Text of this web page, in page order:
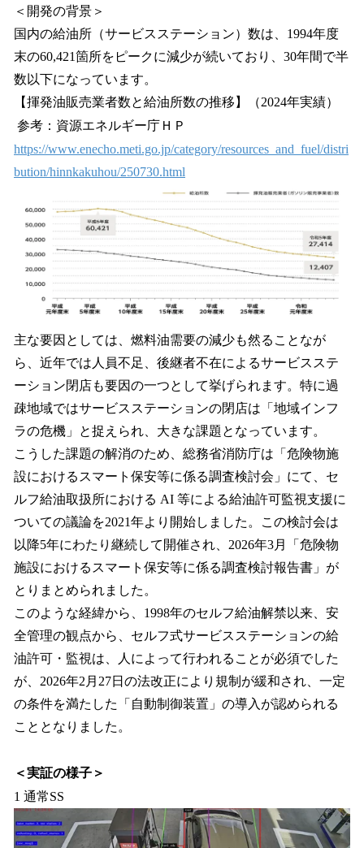
＜開発の背景＞
国内の給油所（サービスステーション）数は、1994年度
末の60,421箇所をピークに減少が続いており、30年間で半
数以下になっています。
【揮発油販売業者数と給油所数の推移】（2024年実績）
参考：資源エネルギー庁ＨＰ
https://www.enecho.meti.go.jp/category/resources_and_fuel/distri
bution/hinnkakuhou/250730.html
主な要因としては、燃料油需要の減少も然ることなが
ら、近年では人員不足、後継者不在によるサービスステ
ーション閉店も要因の一つとして挙げられます。特に過
疎地域ではサービスステーションの閉店は「地域インフ
ラの危機」と捉えられ、大きな課題となっています。
こうした課題の解消のため、総務省消防庁は「危険物施
設におけるスマート保安等に係る調査検討会」にて、セ
ルフ給油取扱所における AI 等による給油許可監視支援に
ついての議論を2021年より開始しました。この検討会は
以降5年にわたり継続して開催され、2026年3月「危険物
施設におけるスマート保安等に係る調査検討報告書」が
とりまとめられました。
このような経緯から、1998年のセルフ給油解禁以来、安
全管理の観点から、セルフ式サービスステーションの給
油許可・監視は、人によって行われることが必須でした
が、2026年2月27日の法改正により規制が緩和され、一定
の条件を満たした「自動制御装置」の導入が認められる
こととなりました。
＜実証の様子＞
1 通常SS